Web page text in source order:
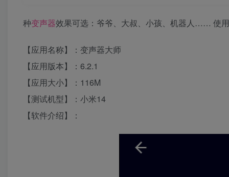
种变声器效果可选：爷爷、大叔、小孩、机器人…… 使
【应用名称】：变声器大师
【应用版本】：6.2.1
【应用大小】：116M
【测试机型】：小米14
【软件介绍】：